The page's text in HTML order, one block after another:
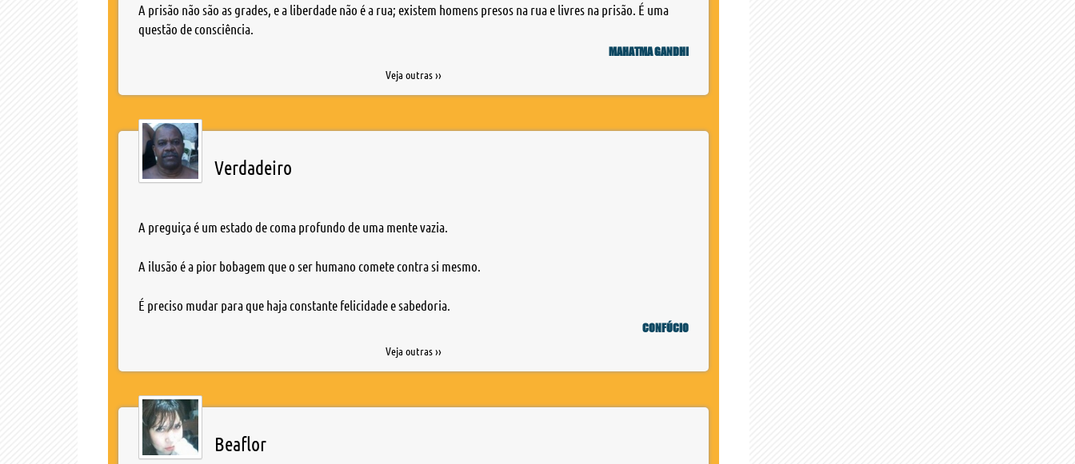
A prisão não são as grades, e a liberdade não é a rua; existem homens presos na rua e livres na prisão. É uma
questão de consciência.
MAHATMA GANDHI
Veja outras ››
Verdadeiro
A preguiça é um estado de coma profundo de uma mente vazia.
A ilusão é a pior bobagem que o ser humano comete contra si mesmo.
É preciso mudar para que haja constante felicidade e sabedoria.
CONFÚCIO
Veja outras ››
Beaflor